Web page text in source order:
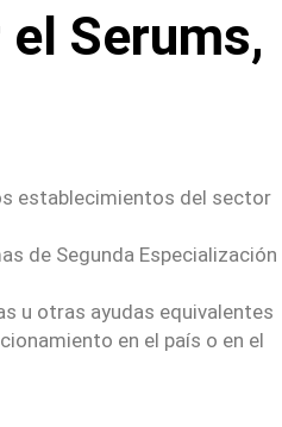
Serums,
establecimientos del sector
de Segunda Especialización
u otras ayudas equivalentes
en el país o en el